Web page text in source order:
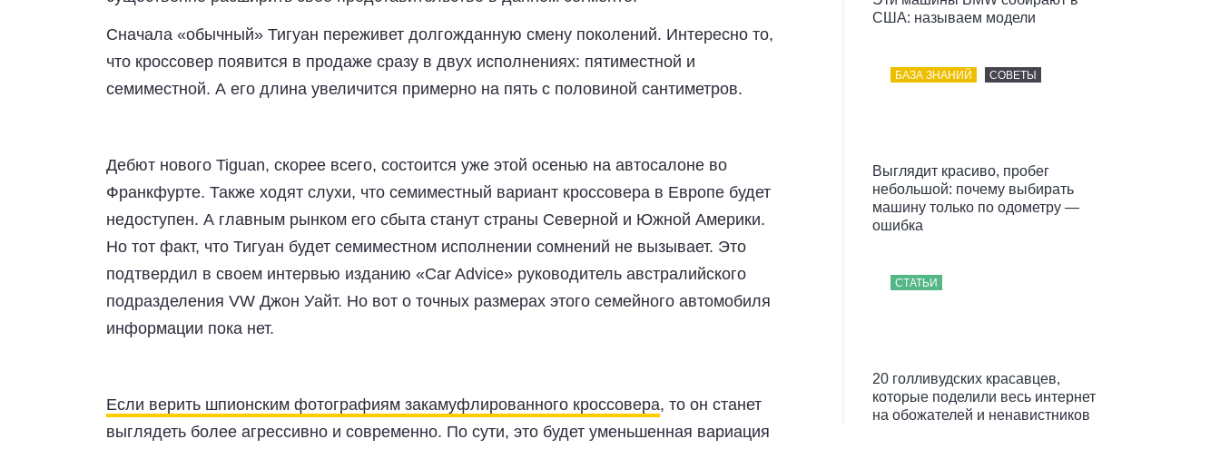
Сначала «обычный» Тигуан переживет долгожданную смену поколений. Интересно то,
что кроссовер появится в продаже сразу в двух исполнениях: пятиместной и
семиместной. А его длина увеличится примерно на пять с половиной сантиметров.
Дебют нового Tiguan, скорее всего, состоится уже этой осенью на автосалоне во
Франкфурте. Также ходят слухи, что семиместный вариант кроссовера в Европе будет
недоступен. А главным рынком его сбыта станут страны Северной и Южной Америки.
Но тот факт, что Тигуан будет семиместном исполнении сомнений не вызывает. Это
подтвердил в своем интервью изданию «Car Advice» руководитель австралийского
подразделения VW Джон Уайт. Но вот о точных размерах этого семейного автомобиля
информации пока нет.
Если верить шпионским фотографиям закамуфлированного кроссовера, то он станет
выглядеть более агрессивно и современно. По сути, это будет уменьшенная вариация
США: называем модели
БАЗА ЗНАНИЙ СОВЕТЫ
Выглядит красиво, пробег
небольшой: почему выбирать
машину только по одометру —
ошибка
СТАТЬИ
20 голливудских красавцев,
которые поделили весь интернет
на обожателей и ненавистников